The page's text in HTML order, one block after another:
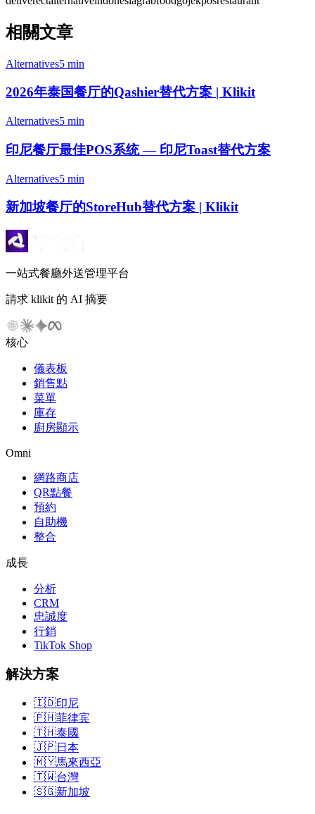
相關文章
Alternatives5 min
2026年泰国餐厅的Qashier替代方案 | Klikit
Alternatives5 min
印尼餐厅最佳POS系统 — 印尼Toast替代方案
Alternatives5 min
新加坡餐厅的StoreHub替代方案 | Klikit
一站式餐廳外送管理平台
請求 klikit 的 AI 摘要
核心
儀表板
銷售點
菜單
庫存
廚房顯示
Omni
網路商店
QR點餐
預約
自助機
整合
成長
分析
CRM
忠誠度
行銷
TikTok Shop
解決方案
🇮🇩印尼
🇵🇭菲律宾
🇹🇭泰國
🇯🇵日本
🇲🇾馬來西亞
🇹🇼台灣
🇸🇬新加坡